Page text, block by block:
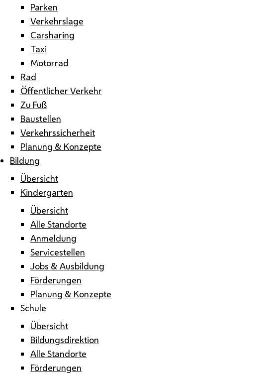
Parken
Verkehrslage
Carsharing
Taxi
Motorrad
Rad
Öffentlicher Verkehr
Zu Fuß
Baustellen
Verkehrssicherheit
Planung & Konzepte
Bildung
Übersicht
Kindergarten
Übersicht
Alle Standorte
Anmeldung
Servicestellen
Jobs & Ausbildung
Förderungen
Planung & Konzepte
Schule
Übersicht
Bildungsdirektion
Alle Standorte
Förderungen